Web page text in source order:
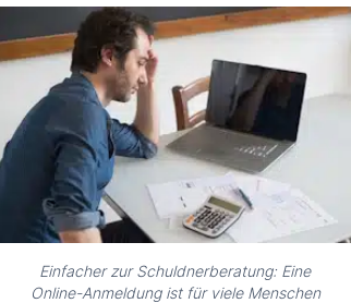
Einfacher zur Schuldnerberatung: Eine
Online-Anmeldung ist für viele Menschen